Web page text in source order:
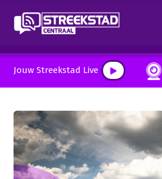
Jouw Streekstad Live